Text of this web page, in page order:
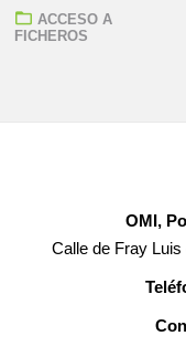
ACCESO A
FICHEROS
OMI,
Calle de Fray